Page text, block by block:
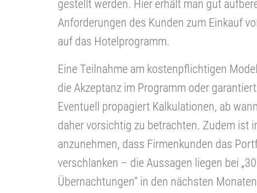
gestellt werden. Hier erhält man gut
Anforderungen des Kunden zum Einkauf
auf das Hotelprogramm.
Eine Teilnahme am kostenpflichtigen
die Akzeptanz im Programm oder
Eventuell propagiert Kalkulationen, ab
daher vorsichtig zu betrachten. Zudem ist
anzunehmen, dass Firmenkunden das
verschlanken – die Aussagen liegen bei
Übernachtungen“ in den nächsten